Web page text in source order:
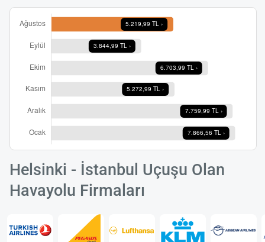
Helsinki - İstanbul Uçuşu Olan
Havayolu Firmaları